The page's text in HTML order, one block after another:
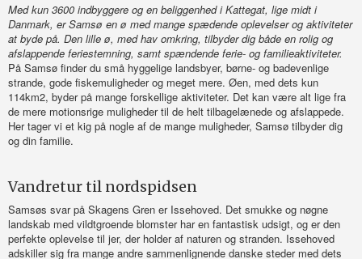
Med kun 3600 indbyggere og en beliggenhed i Kattegat, lige midt i
Danmark, er Samsø en ø med mange spædende oplevelser og aktiviteter
at byde på. Den lille ø, med hav omkring, tilbyder dig både en rolig og
afslappende feriestemning, samt spændende ferie- og familieaktiviteter.
På Samsø finder du små hyggelige landsbyer, børne- og badevenlige
strande, gode fiskemuligheder og meget mere. Øen, med dets kun
114km2, byder på mange forskellige aktiviteter. Det kan være alt lige fra
de mere motionsrige muligheder til de helt tilbagelænede og afslappede.
Her tager vi et kig på nogle af de mange muligheder, Samsø tilbyder dig
og din familie.
Vandretur til nordspidsen
Samsøs svar på Skagens Gren er Issehoved. Det smukke og nøgne
landskab med vildtgroende blomster har en fantastisk udsigt, og er den
perfekte oplevelse til jer, der holder af naturen og stranden. Issehoved
adskiller sig fra mange andre sammenlignende danske steder med dets